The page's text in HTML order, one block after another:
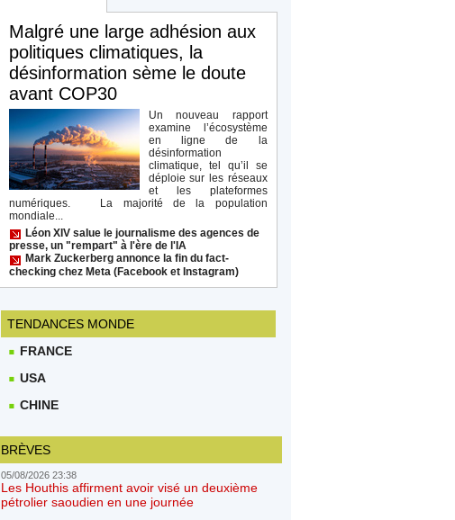
Malgré une large adhésion aux
politiques climatiques, la
désinformation sème le doute
avant COP30
Un nouveau rapport
examine l’écosystème
en ligne de la
désinformation
climatique, tel qu’il se
déploie sur les réseaux
et les plateformes
numériques. La majorité de la population
mondiale...
Léon XIV salue le journalisme des agences de
presse, un "rempart" à l'ère de l'IA
Mark Zuckerberg annonce la fin du fact-
checking chez Meta (Facebook et Instagram)
TENDANCES MONDE
FRANCE
USA
CHINE
BRÈVES
05/08/2026 23:38
Les Houthis affirment avoir visé un deuxième
pétrolier saoudien en une journée